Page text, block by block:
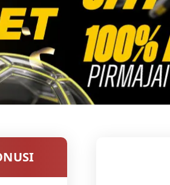
TOTALIZATORU BONUSI